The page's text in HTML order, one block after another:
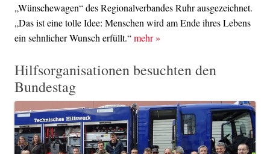
„Wünschewagen“ des Regionalverbandes Ruhr ausgezeichnet.
„Das ist eine tolle Idee: Menschen wird am Ende ihres Lebens
ein sehnlicher Wunsch erfüllt.“mehr»
Hilfsorganisationen besuchten den
Bundestag